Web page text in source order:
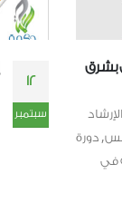
29
سبتمبر